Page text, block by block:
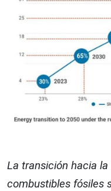
La transición hacia
combustibles fósiles